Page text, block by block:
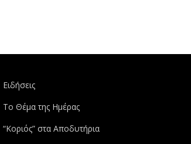
Ειδήσεις
Το Θέμα της Ημέρας
“Κοριός” στα Αποδυτήρια